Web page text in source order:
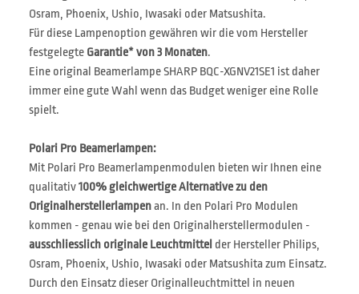
Osram, Phoenix, Ushio, Iwasaki oder Matsushita.
Für diese Lampenoption gewähren wir die vom Hersteller
festgelegte Garantie* von 3 Monaten.
Eine original Beamerlampe SHARP BQC-XGNV21SE1 ist daher
immer eine gute Wahl wenn das Budget weniger eine Rolle
spielt.
Polari Pro Beamerlampen:
Mit Polari Pro Beamerlampenmodulen bieten wir Ihnen eine
qualitativ100% gleichwertige Alternative zu den
Originalherstellerlampenan. In den Polari Pro Modulen
kommen - genau wie bei den Originalherstellermodulen -
ausschliesslich originale Leuchtmittel der Hersteller Philips,
Osram, Phoenix, Ushio, Iwasaki oder Matsushita zum Einsatz.
Durch den Einsatz dieser Originalleuchtmittel in neuen